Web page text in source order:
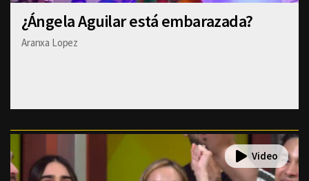
¿Ángela Aguilar está embarazada?
Aranxa Lopez